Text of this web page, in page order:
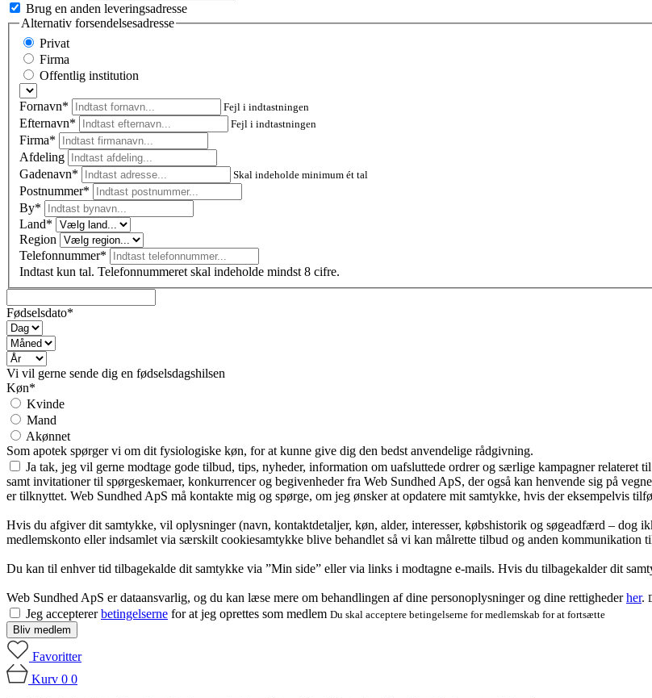
Brug en anden leveringsadresse
Alternativ forsendelsesadresse
Privat
Firma
Offentlig institution
Fornavn* Fejl i indtastningen
Efternavn* Fejl i indtastningen
Firma*
Afdeling
Gadenavn*
Skal indeholde minimum ét tal
Postnummer*
By*
Land*
Region
Telefonnummer*
Indtast kun tal. Telefonnummeret skal indeholde mindst 8 cifre.
Fødselsdato*
Vi vil gerne sende dig en fødselsdagshilsen
Køn*
Kvinde
Mand
Akønnet
Som apotek spørger vi om dit fysiologiske køn, for at kunne give dig den bedst anvendelige rådgivning.
Ja tak, jeg vil gerne modtage gode tilbud, tips, nyheder, information om uafsluttede ordrer og særlige kampagner relateret
samt invitationer til spørgeskemaer, konkurrencer og begivenheder fra Web Sundhed ApS, der også kan henvende sig på
er tilknyttet. Web Sundhed ApS må kontakte mig og spørge, om jeg ønsker at opdatere mit samtykke, hvis der eksempelvis
Hvis du afgiver dit samtykke, vil oplysninger (navn, kontaktdetaljer, køn, alder, interesser, købshistorik og søgeadfærd – dog
medlemskonto eller indsamlet via særskilt cookiesamtykke blive behandlet så vi kan målrette tilbud og anden kommunikation
Du kan til enhver tid tilbagekalde dit samtykke via ”Min side” eller via links i modtagne e-mails. Hvis du tilbagekalder dit
Web Sundhed ApS er dataansvarlig, og du kan læse mere om behandlingen af dine personoplysninger og dine rettighederher.
Jeg acceptererbetingelserne for at jeg oprettes som medlem Du skal acceptere betingelserne for medlemskab for at fortsætte
Bliv medlem
Favoritter
Kurv 0 0